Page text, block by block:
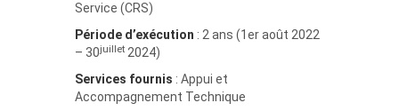
Service (CRS)
Période d’exécution : 2 ans (1er août 2022
– 30juillet 2024)
Services fournis : Appui et
Accompagnement Technique